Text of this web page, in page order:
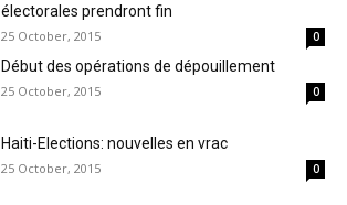
électorales prendront fin
25 October, 2015 0
Début des opérations de dépouillement
25 October, 2015 0
Haiti-Elections: nouvelles en vrac
25 October, 2015 0